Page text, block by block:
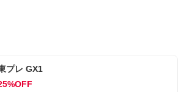
プレ GX1